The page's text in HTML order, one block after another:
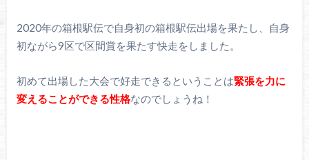
2020年の箱根駅伝で自身初の箱根駅伝出場を果たし、自身
初ながら9区で区間賞を果たす快走をしました。
初めて出場した大会で好走できるということは緊張を力に
変えることができる性格なのでしょうね！